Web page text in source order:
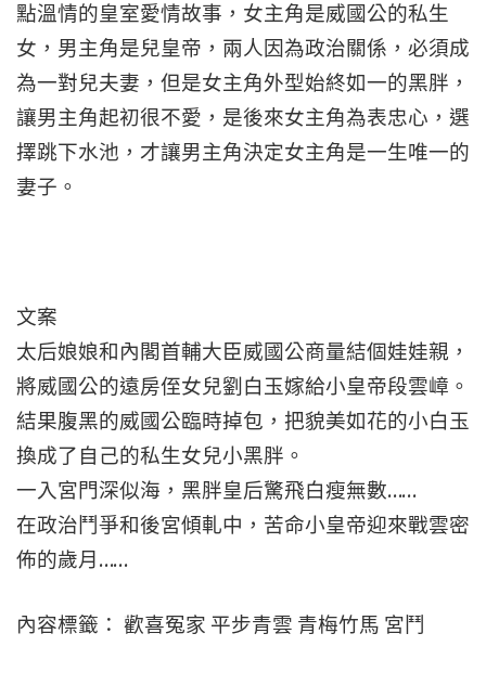
點溫情的皇室愛情故事，女主角是威國公的私生
女，男主角是兒皇帝，兩人因為政治關係，必須成
為一對兒夫妻，但是女主角外型始終如一的黑胖，
讓男主角起初很不愛，是後來女主角為表忠心，選
擇跳下水池，才讓男主角決定女主角是一生唯一的
妻子。
文案
太后娘娘和內閣首輔大臣威國公商量結個娃娃親，
將威國公的遠房侄女兒劉白玉嫁給小皇帝段雲嶂。
結果腹黑的威國公臨時掉包，把貌美如花的小白玉
換成了自己的私生女兒小黑胖。
一入宮門深似海，黑胖皇后驚飛白瘦無數……
在政治鬥爭和後宮傾軋中，苦命小皇帝迎來戰雲密
佈的歲月……
內容標籤： 歡喜冤家 平步青雲 青梅竹馬 宮鬥